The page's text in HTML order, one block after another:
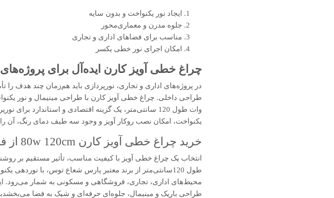
ایجاد نور یکنواخت و بدون سایه
جلوه مدرن و معماری‌محور
مناسب برای فضاهای اداری و تجاری
امکان اجرای نور خطی یکسر
چراغ خطی آویز کارن ایده‌آل برای
در پروژه‌های اداری و تجاری، نورپردازی باید هم‌زمان چند هدف
وات طول 120 سانتی‌متر، یک گزینه اقتصادی و استاندارد
یکنواخت، امکان نصب روکار آویز و وجود سه طیف دمای رنگ، آن
خرید چراغ خطی آویز کارن 80w 120cm از فروشگاه الکتروتات
طول 120سانتی‌متر از برند معتبر پارس شعاع توس، با
محیط‌های اداری، تجاری، فروشگاهی و مسکونی به شمار می‌رود.
طراحی باریک و مینیمال، جلوه‌ای حرفه‌ای و شیک به فضا